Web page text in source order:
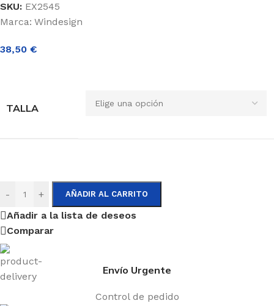
SKU: EX2545
Marca: Windesign
38,50 €
TALLA
- + AÑADIR AL CARRITO
Añadir a la lista de deseos
Comparar
Envío Urgente
Control de pedido